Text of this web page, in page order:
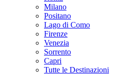
Milano
Positano
Lago di Como
Firenze
Venezia
Sorrento
Capri
Tutte le Destinazioni